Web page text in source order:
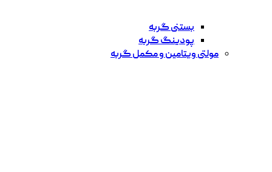
بستنی گربه
پودینگ گربه
مولتی ویتامین و مکمل گربه